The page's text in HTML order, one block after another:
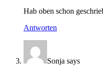
Hab oben schon
Antworten
Sonja says